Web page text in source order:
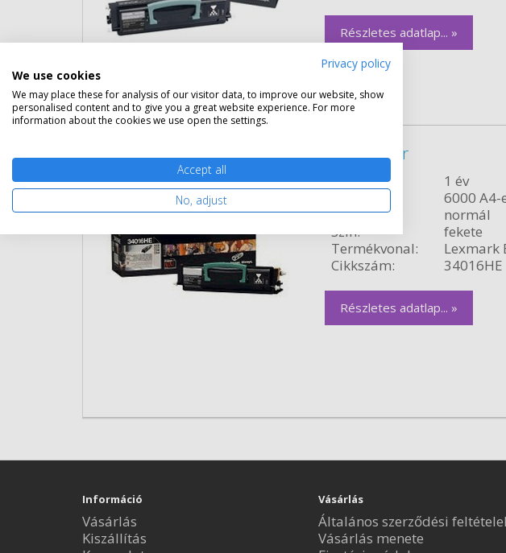
Részletes adatlap... »
Eredeti Lexmark 34016HE fekete toner
Garancia:
1 év
Kapacitás:
6000 A4-
Kiszerelés:
normál
Szín:
fekete
Termékvonal:
Lexmark
Cikkszám:
34016HE
Részletes adatlap... »
Információ
Vásárlás
Kiszállítás
Vásárlás
Általános szerződési
Vásárlás menete
Privacy policy
We use cookies
We may place these for analysis of our visitor data, to improve our website, show
personalised content and to give you a great website experience. For more
information about the cookies we use open the settings.
Accept all
No, adjust